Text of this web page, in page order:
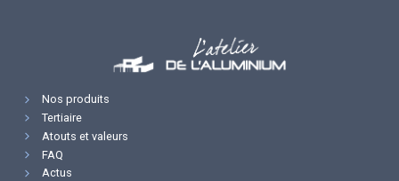
Nos produits
Tertiaire
Atouts et valeurs
FAQ
Actus